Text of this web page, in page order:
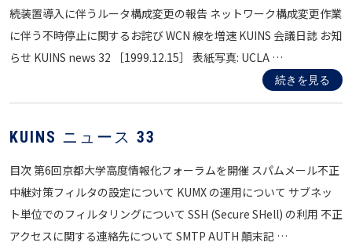
続装置導入に伴うルータ構成変更の報告 ネットワーク構成変更作業
に伴う不時停止に関するお詫び WCN 線を増速 KUINS 会議日誌 お知
らせ KUINS news 32 ［1999.12.15］ 表紙写真: UCLA …
続きを見る
KUINS ニュース 33
目次 第6回京都大学高度情報化フォーラムを開催 スパムメール不正
中継対策フィルタの設定について KUMX の運用について サブネッ
ト単位でのフィルタリングについて SSH (Secure SHell) の利用 不正
アクセスに関する連絡先について SMTP AUTH 顛末記 …